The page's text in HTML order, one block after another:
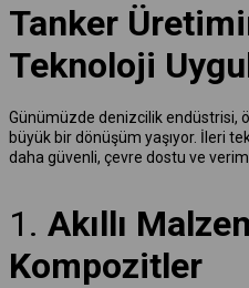
Tanker
Teknoloji
Günümüzde denizcilik endüstrisi,
büyük bir dönüşüm yaşıyor. İleri
daha güvenli, çevre dostu ve
1. Akıllı
Kompozitler